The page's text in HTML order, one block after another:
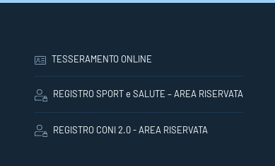
TESSERAMENTO ONLINE
REGISTRO SPORT e SALUTE – AREA RISERVATA
REGISTRO CONI 2.0 - AREA RISERVATA